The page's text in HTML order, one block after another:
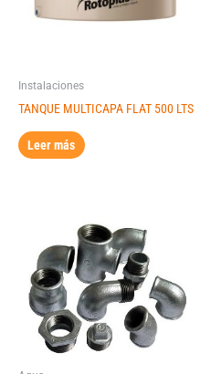
Instalaciones
TANQUE MULTICAPA FLAT 500 LTS
Leer más